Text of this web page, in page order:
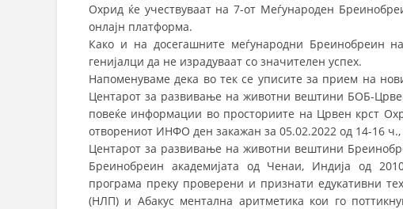
Охрид ќе учествуваат на 7-от Меѓународен
онлајн платформа.
Како и на досегашните меѓународни Бреинобреин
генијалци да не израдуваат со значителен успех.
Напоменуваме дека во тек се уписите за прием на
Центарот за развивање на животни вештини БОБ-
повеќе информации во просториите на Црвен крст
отворениот ИНФО ден закажан за 05.02.2022 од 14-16
Центарот за развивање на животни вештини
Бреинобреин академијата од Ченаи, Индија од
програма преку проверени и признати едукативни
(НЛП) и Абакус ментална аритметика кои го